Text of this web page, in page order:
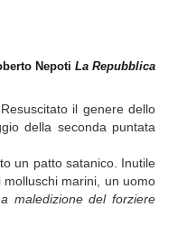
NepotiLa Repubblica
il genere dello
della seconda puntata
un patto satanico. Inutile
marini, un uomo
maledizione del forziere